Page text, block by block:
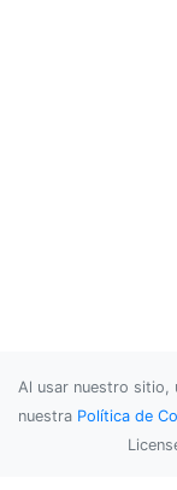
Al usar nuestro sitio,
nuestra Política de